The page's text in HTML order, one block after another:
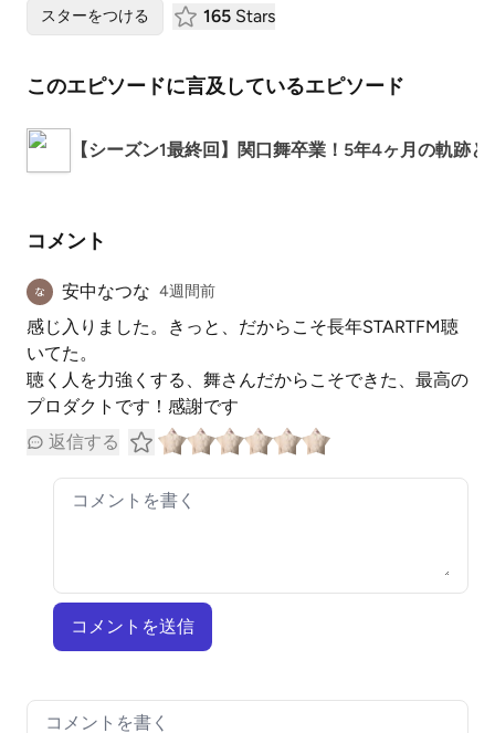
スターをつける 165 Stars
このエピソードに言及しているエピソード
【シーズン1最終回】関口舞卒業！5年4ヶ月の軌跡
コメント
安中なつな 4週間前
感じ入りました。きっと、だからこそ長年STARTFM聴
いてた。
聴く人を力強くする、舞さんだからこそできた、最高の
プロダクトです！感謝です
返信する
コメントを送信
Your comment